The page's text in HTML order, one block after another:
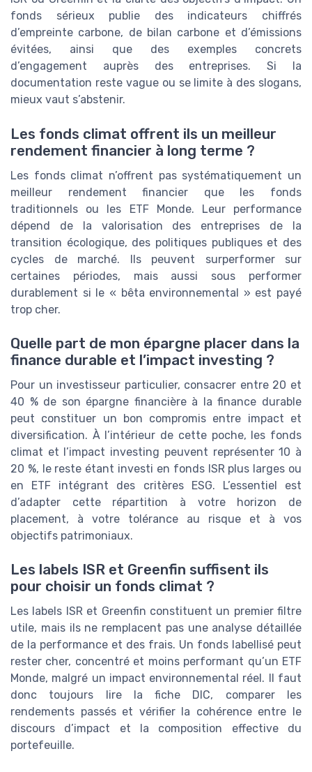
fonds sérieux publie des indicateurs chiffrés
d’empreinte carbone, de bilan carbone et d’émissions
évitées, ainsi que des exemples concrets
d’engagement auprès des entreprises. Si la
documentation reste vague ou se limite à des slogans,
mieux vaut s’abstenir.
Les fonds climat offrent ils un meilleur
rendement financier à long terme ?
Les fonds climat n’offrent pas systématiquement un
meilleur rendement financier que les fonds
traditionnels ou les ETF Monde. Leur performance
dépend de la valorisation des entreprises de la
transition écologique, des politiques publiques et des
cycles de marché. Ils peuvent surperformer sur
certaines périodes, mais aussi sous performer
durablement si le « bêta environnemental » est payé
trop cher.
Quelle part de mon épargne placer dans la
finance durable et l’impact investing ?
Pour un investisseur particulier, consacrer entre 20 et
40 % de son épargne financière à la finance durable
peut constituer un bon compromis entre impact et
diversification. À l’intérieur de cette poche, les fonds
climat et l’impact investing peuvent représenter 10 à
20 %, le reste étant investi en fonds ISR plus larges ou
en ETF intégrant des critères ESG. L’essentiel est
d’adapter cette répartition à votre horizon de
placement, à votre tolérance au risque et à vos
objectifs patrimoniaux.
Les labels ISR et Greenfin suffisent ils
pour choisir un fonds climat ?
Les labels ISR et Greenfin constituent un premier filtre
utile, mais ils ne remplacent pas une analyse détaillée
de la performance et des frais. Un fonds labellisé peut
rester cher, concentré et moins performant qu’un ETF
Monde, malgré un impact environnemental réel. Il faut
donc toujours lire la fiche DIC, comparer les
rendements passés et vérifier la cohérence entre le
discours d’impact et la composition effective du
portefeuille.